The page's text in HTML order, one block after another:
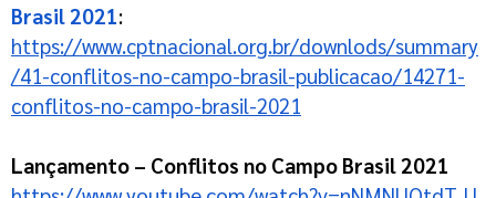
Brasil 2021 :
https://www.cptnacional.org.br/downlods/summary
/41-conflitos-no-campo-brasil-publicacao/14271-
conflitos-no-campo-brasil-2021
Lançamento – Conflitos no Campo Brasil 2021